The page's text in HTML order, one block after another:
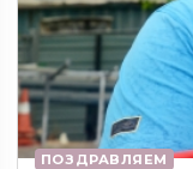
ПОЗДРАВЛЯЕМ